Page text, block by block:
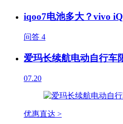
iqoo7电池多大？vivo
问答 4
爱玛长续航电动自行车
07.20
优惠直达 >